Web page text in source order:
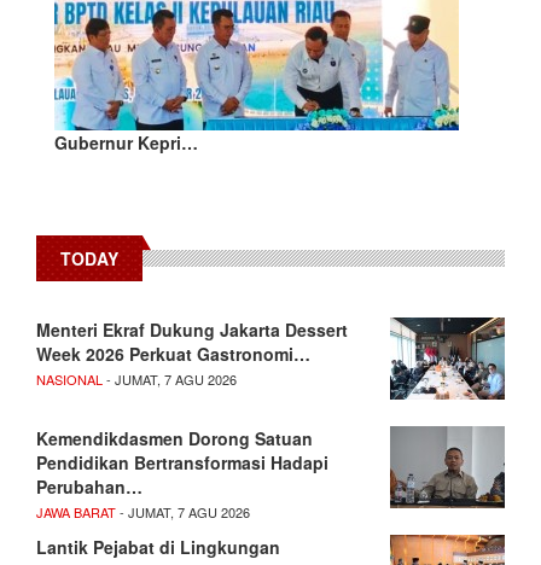
Gubernur Kepri…
TODAY
Menteri Ekraf Dukung Jakarta Dessert
Week 2026 Perkuat Gastronomi…
NASIONAL- JUMAT, 7 AGU 2026
Kemendikdasmen Dorong Satuan
Pendidikan Bertransformasi Hadapi
Perubahan…
JAWA BARAT- JUMAT, 7 AGU 2026
Lantik Pejabat di Lingkungan